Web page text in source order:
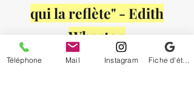
qui la reflète" - Edith
Wharton
Téléphone Mail Instagram